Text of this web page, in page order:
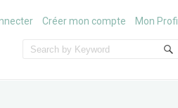
Créer mon compte Mon Profil